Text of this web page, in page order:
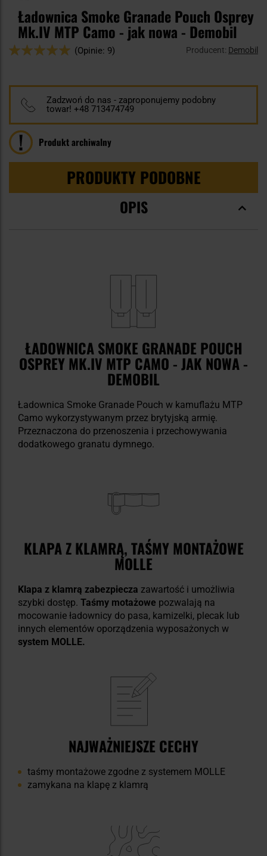
Ładownica Smoke Granade Pouch Osprey
Mk.IV MTP Camo - jak nowa - Demobil
Ocena:
(Opinie: 9) Producent: Demobil
Zadzwoń do nas - zaproponujemy podobny
towar! +48 713474749
Produkt archiwalny
PRODUKTY PODOBNE
OPIS
ŁADOWNICA SMOKE GRANADE POUCH
OSPREY MK.IV MTP CAMO - JAK NOWA -
DEMOBIL
Ładownica Smoke Granade Pouch w kamuflażu MTP
Camo wykorzystywanym przez brytyjską armię.
Przeznaczona do przenoszenia i przechowywania
dodatkowego granatu dymnego.
KLAPA Z KLAMRĄ, TAŚMY MONTAŻOWE
MOLLE
Klapa z klamrą zabezpiecza zawartość i umożliwia
szybki dostęp. Taśmy motażowe pozwalają na
mocowanie ładownicy do pasa, kamizelki, plecak lub
innych elementów oporządzenia wyposażonych w
system MOLLE.
NAJWAŻNIEJSZE CECHY
taśmy montażowe zgodne z systemem MOLLE
zamykana na klapę z klamrą